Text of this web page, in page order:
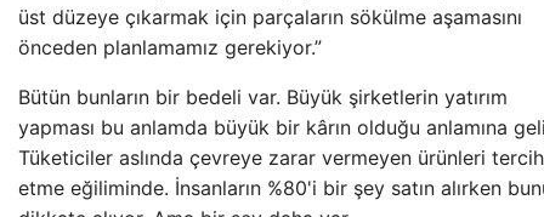
üst düzeye çıkarmak için parçaların sökülme aşamasını
önceden planlamamız gerekiyor.”
Bütün bunların bir bedeli var. Büyük şirketlerin yatırım
yapması bu anlamda büyük bir kârın olduğu anlamına
Tüketiciler aslında çevreye zarar vermeyen ürünleri tercih
etme eğiliminde. İnsanların %80'i bir şey satın alırken